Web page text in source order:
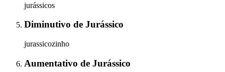
jurássicos
Diminutivo de Jurássico
jurassicozinho
Aumentativo de Jurássico